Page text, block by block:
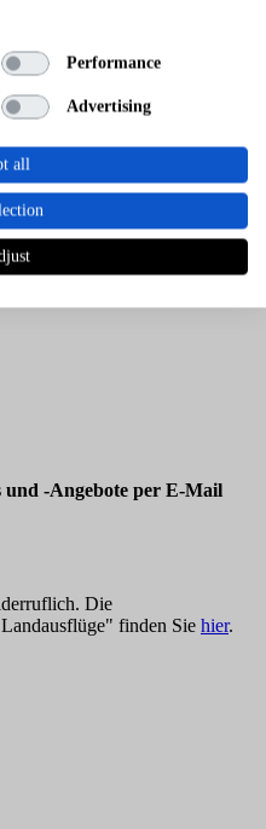
und -Angebote per E-Mail
Die
finden Sie hier.
Performance
Advertising
all